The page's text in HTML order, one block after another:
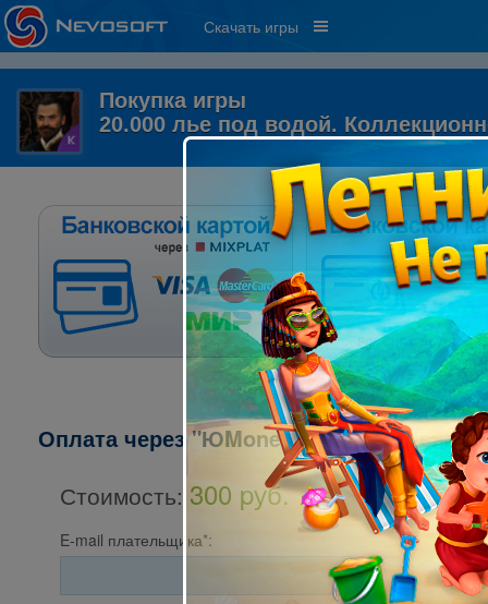
Скачать игры
Покупка игры
20.000 лье под водой.
Оплата через "ЮMoney"
Стоимость: 300 pуб.
E-mail плательщика*: